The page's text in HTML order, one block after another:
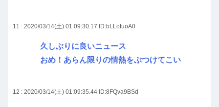
11 : 2020/03/14(土) 01:09:30.17 ID:bLLoIuoA0
久しぶりに良いニュース
おめ！あらん限りの情熱をぶつけてこい
12 : 2020/03/14(土) 01:09:35.44 ID:8FQva9BSd